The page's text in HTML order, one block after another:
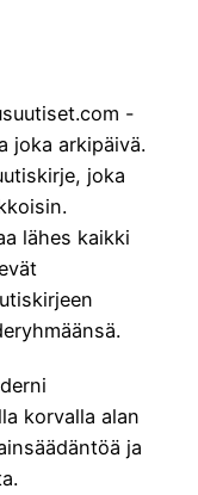
-
joka arkipäivä.
joka
lähes kaikki
korvalla alan
ja